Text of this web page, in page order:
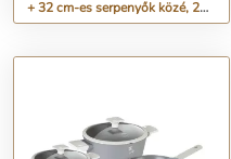
+ 32 cm-es serpenyők közé, 2
db ASS készlet